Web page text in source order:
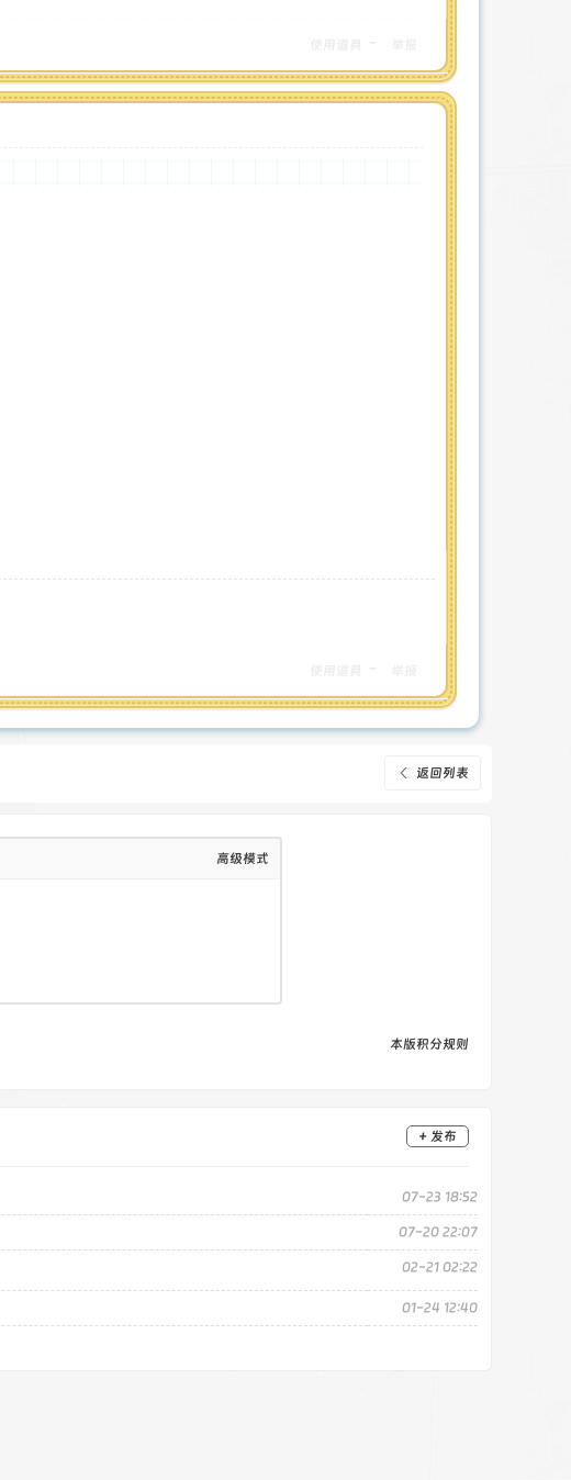
返回列表
高级模式
本版积分规则
+ 发布
07-23 18:52
07-20 22:07
02-21 02:22
01-24 12:40